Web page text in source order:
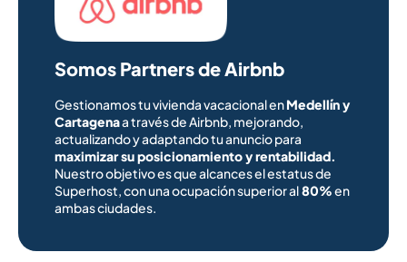
Somos Partners de Airbnb
Gestionamos tu vivienda vacacional enMedellín y
Cartagenaa través de Airbnb, mejorando,
actualizando y adaptando tu anuncio para
maximizar su posicionamiento y rentabilidad.
Nuestro objetivo es que alcances el estatus de
Superhost, con una ocupación superior al80%en
ambas ciudades.